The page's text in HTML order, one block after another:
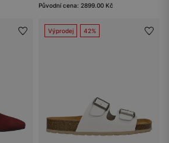
Původní cena: 2899.00 Kč
Výprodej 42%